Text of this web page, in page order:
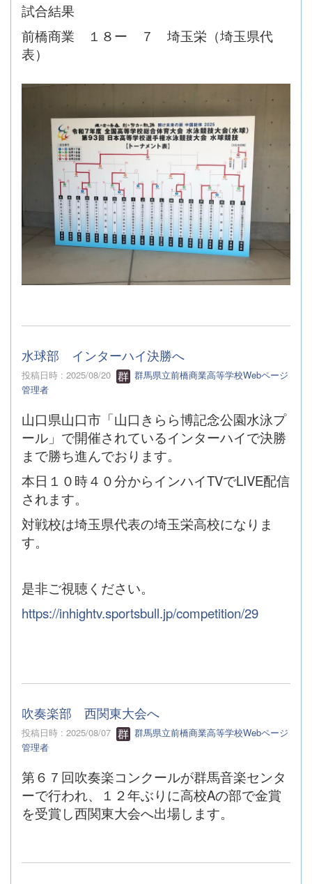
試合結果
前橋商業 １８ー ７ 埼玉栄（埼玉県代
表）
水球部 インターハイ決勝へ
投稿日時 : 2025/08/20
群馬県立前橋商業高等学校Webページ
管理者
山口県山口市「山口きらら博記念公園水泳プ
ール」で開催されているインターハイで決勝
まで勝ち進んでおります。
本日１０時４０分からインハイTVでLIVE配信
されます。
対戦校は埼玉県代表の埼玉栄高校になりま
す。
是非ご視聴ください。
https://inhightv.sportsbull.jp/competition/29
吹奏楽部 西関東大会へ
投稿日時 : 2025/08/07
群馬県立前橋商業高等学校Webページ
管理者
第６７回吹奏楽コンクールが群馬音楽センタ
ーで行われ、１２年ぶりに高校Aの部で金賞
を受賞し西関東大会へ出場します。